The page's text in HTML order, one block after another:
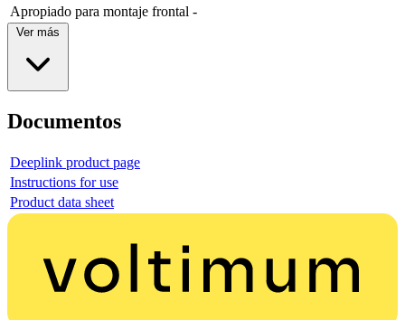
Apropiado para montaje frontal -
Ver más
Documentos
Deeplink product page
Instructions for use
Product data sheet